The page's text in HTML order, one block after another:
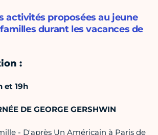
activités proposées au jeune
durant les vacances de
:
et 19h
DE GEORGE GERSHWIN
- D'après Un Américain à Paris de